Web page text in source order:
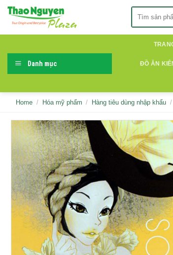
Skip
Danh mục ĐỒ ĂN
Home / Hóa mỹ phẩm / Hàng tiêu dùng nhập khẩu /